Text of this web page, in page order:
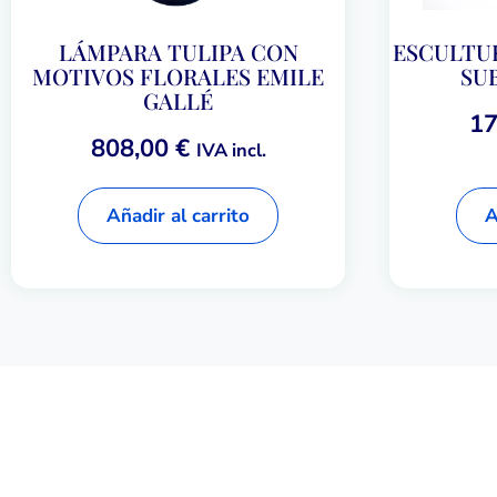
LÁMPARA TULIPA CON
MOTIVOS FLORALES EMILE
GALLÉ
808,00 € IVA incl.
Añadir al carrito